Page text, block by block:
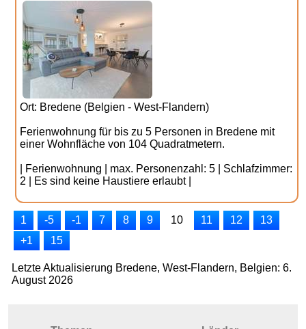
Ort: Bredene (Belgien - West-Flandern)
Ferienwohnung für bis zu 5 Personen in Bredene mit
einer Wohnfläche von 104 Quadratmetern.
| Ferienwohnung | max. Personenzahl: 5 | Schlafzimmer:
2 | Es sind keine Haustiere erlaubt |
1 -5 -1 7 8 9 10 11 12
13
+1
15
Letzte Aktualisierung Bredene, West-Flandern, Belgien: 6.
August 2026